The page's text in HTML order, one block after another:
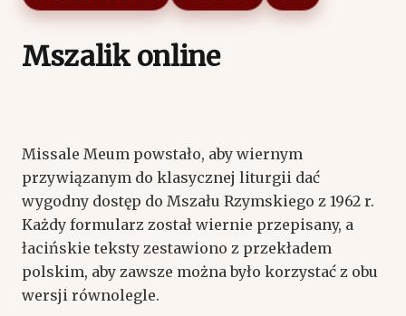
Mszalik online
Missale Meum powstało, aby wiernym
przywiązanym do klasycznej liturgii dać
wygodny dostęp do Mszału Rzymskiego z 1962 r.
Każdy formularz został wiernie przepisany, a
łacińskie teksty zestawiono z przekładem
polskim, aby zawsze można było korzystać z obu
wersji równolegle.